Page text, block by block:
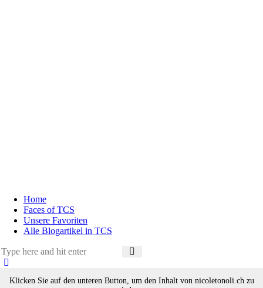
Home
Faces of TCS
Unsere Favoriten
Alle Blogartikel in TCS
Klicken Sie auf den unteren Button, um den Inhalt von nicoletonoli.ch zu